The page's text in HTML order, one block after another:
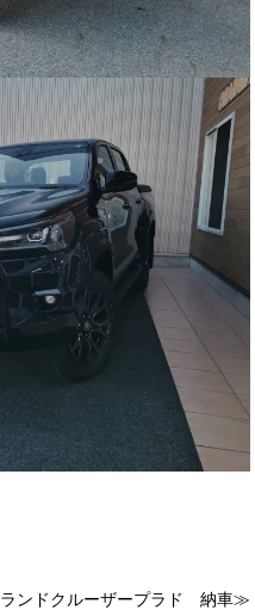
ランドクルーザープラド 納車≫